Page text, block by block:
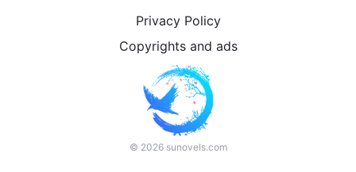
© 2026 sunovels.com
Privacy Policy
Copyrights and ads